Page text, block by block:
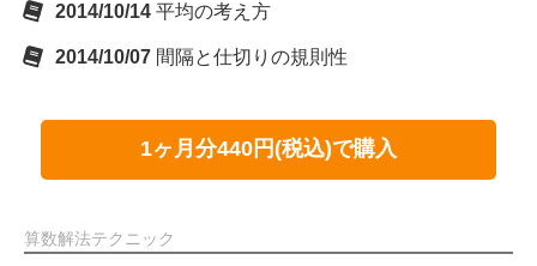
2014/10/14 平均の考え方
2014/10/07 間隔と仕切りの規則性
1ヶ月分440円(税込)で購入
算数解法テクニック